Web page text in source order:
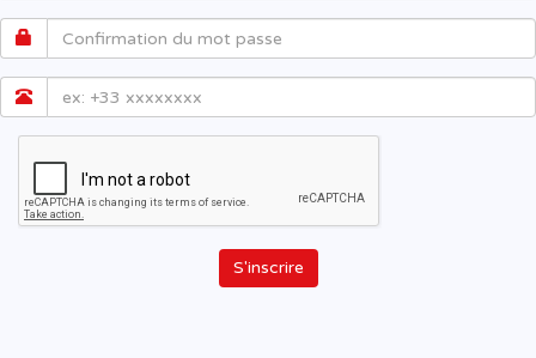
S'inscrire